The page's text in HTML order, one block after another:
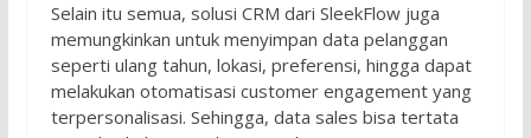
Selain itu semua, solusi CRM dari SleekFlow juga
memungkinkan untuk menyimpan data pelanggan
seperti ulang tahun, lokasi, preferensi, hingga dapat
melakukan otomatisasi customer engagement yang
terpersonalisasi. Sehingga, data sales bisa tertata